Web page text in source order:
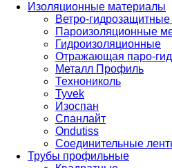
Изоляционные материалы
Ветро-
Пароизоляционные
Гидроизоляционные
Отражающая паро-
Металл Профиль
Технониколь
Tyvek
Изоспан
Спанлайт
Ondutiss
Соединительные
Трубы профильные